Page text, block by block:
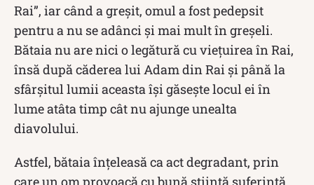
Rai”, iar când a greșit, omul a fost pedepsit
pentru a nu se adânci și mai mult în greșeli.
Bătaia nu are nici o legătură cu viețuirea în Rai,
însă după căderea lui Adam din Rai și până la
sfârșitul lumii aceasta își găsește locul ei în
lume atâta timp cât nu ajunge unealta
diavolului.
Astfel, bătaia înțeleasă ca act degradant, prin
care un om provoacă cu bună știință suferință